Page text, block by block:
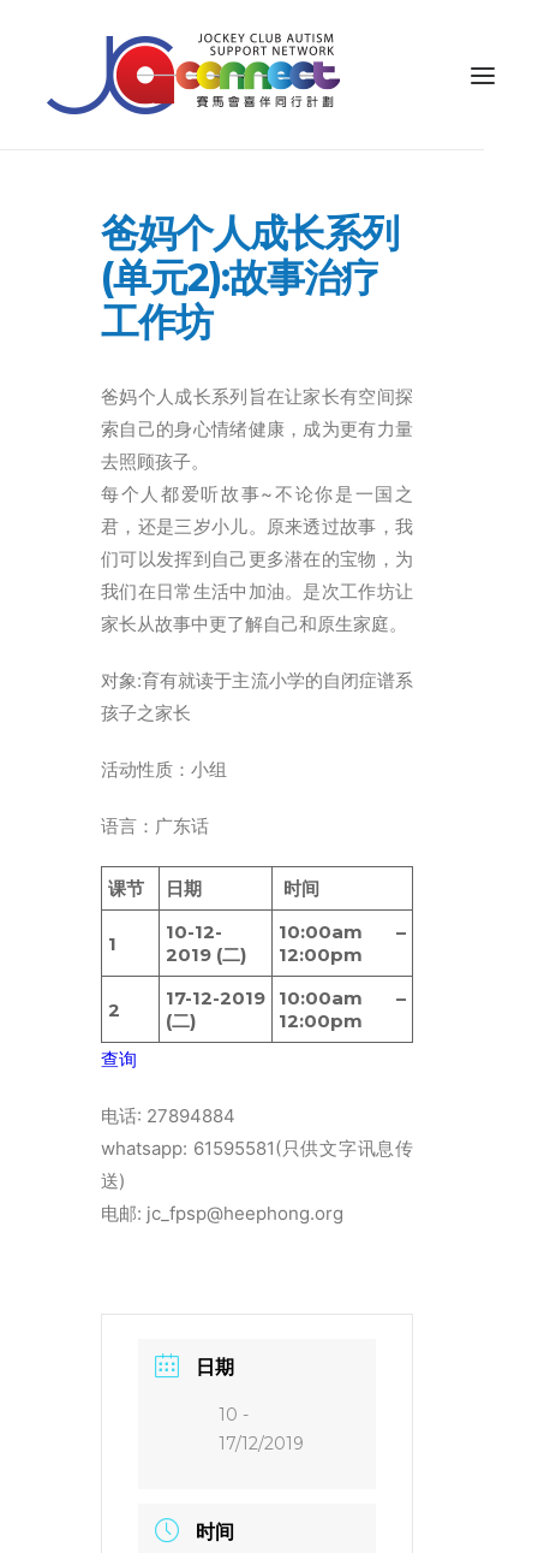
照顾者支援
公众教育
家长专区
成果效益
ENGLISH
字型大小
爸妈个人成长系列
(单元2):故事治疗
工作坊
爸妈个人成长系列旨在让家长有空间探
索自己的身心情绪健康，成为更有力量
去照顾孩子。
每个人都爱听故事~不论你是一国之
君，还是三岁小儿。原来透过故事，我
们可以发挥到自己更多潜在的宝物，为
我们在日常生活中加油。是次工作坊让
家长从故事中更了解自己和原生家庭。
对象:育有就读于主流小学的自闭症谱系
孩子之家长
活动性质：小组
语言：广东话
课节 日期 时间
1
10-12-
2019 (二)
10:00am –
12:00pm
2
17-12-2019
(二)
10:00am –
12:00pm
查询
电话: 27894884
whatsapp: 61595581(只供文字讯息传
送)
电邮: jc_fpsp@heephong.org
日期
10 -
17/12/2019
时间